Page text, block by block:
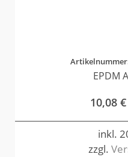
Artikelnummer:
EPDM
10,08 €
inkl.
zzgl.